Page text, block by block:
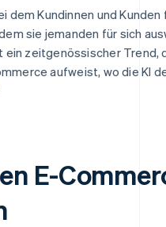
dem Kundinnen und Kunden
sie jemanden für sich
ein zeitgenössischer Trend,
aufweist, wo die KI
E-